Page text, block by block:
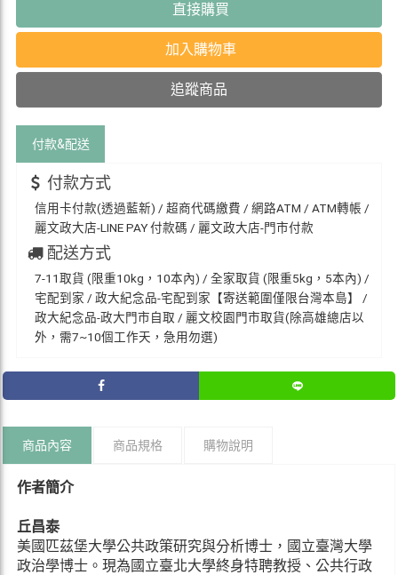
直接購買
加入購物車
追蹤商品
付款&配送
付款方式
信用卡付款(透過藍新) / 超商代碼繳費 / 網路ATM / ATM轉帳 /
麗文政大店-LINE PAY 付款碼 / 麗文政大店-門市付款
配送方式
7-11取貨 (限重10kg，10本內) / 全家取貨 (限重5kg，5本內) /
宅配到家 / 政大紀念品-宅配到家【寄送範圍僅限台灣本島】 /
政大紀念品-政大門市自取 / 麗文校園門市取貨(除高雄總店以
外，需7~10個工作天，急用勿選)
商品內容 商品規格 購物說明
作者簡介
丘昌泰
美國匹茲堡大學公共政策研究與分析博士，國立臺灣大學
政治學博士。現為國立臺北大學終身特聘教授、公共行政